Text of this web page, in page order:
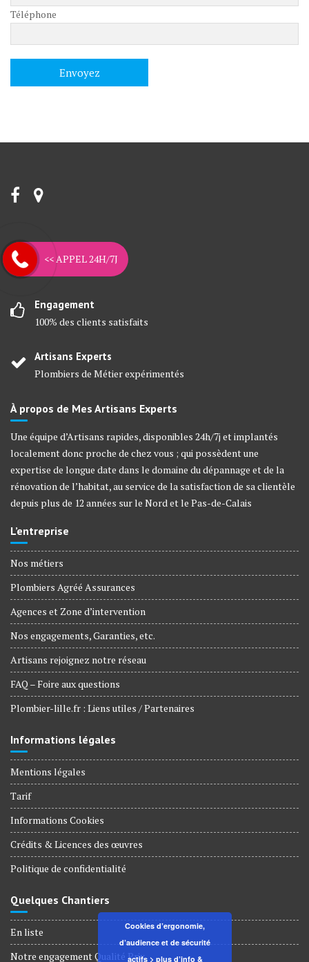
Téléphone
Assistance 24H/7J
06 25 11 12 81
Engagement
100% des clients satisfaits
Artisans Experts
Plombiers de Métier expérimentés
À propos de Mes Artisans Experts
Une équipe d’Artisans rapides, disponibles 24h/7j et implantés
localement donc proche de chez vous ; qui possèdent une
expertise de longue date dans le domaine du dépannage et de la
rénovation de l’habitat, au service de la satisfaction de sa clientèle
depuis plus de 12 années sur le Nord et le Pas-de-Calais
L’entreprise
Nos métiers
Plombiers Agréé Assurances
Agences et Zone d’intervention
Nos engagements, Garanties, etc.
Artisans rejoignez notre réseau
FAQ – Foire aux questions
Plombier-lille.fr : Liens utiles / Partenaires
Informations légales
Mentions légales
Tarif
Informations Cookies
Crédits & Licences des œuvres
Politique de confidentialité
Quelques Chantiers
En liste
Notre engagement Qualité Prix
<< APPEL 24H/7J
Cookies d’ergonomie,
d’audience et de sécurité
actifs > plus d’info &